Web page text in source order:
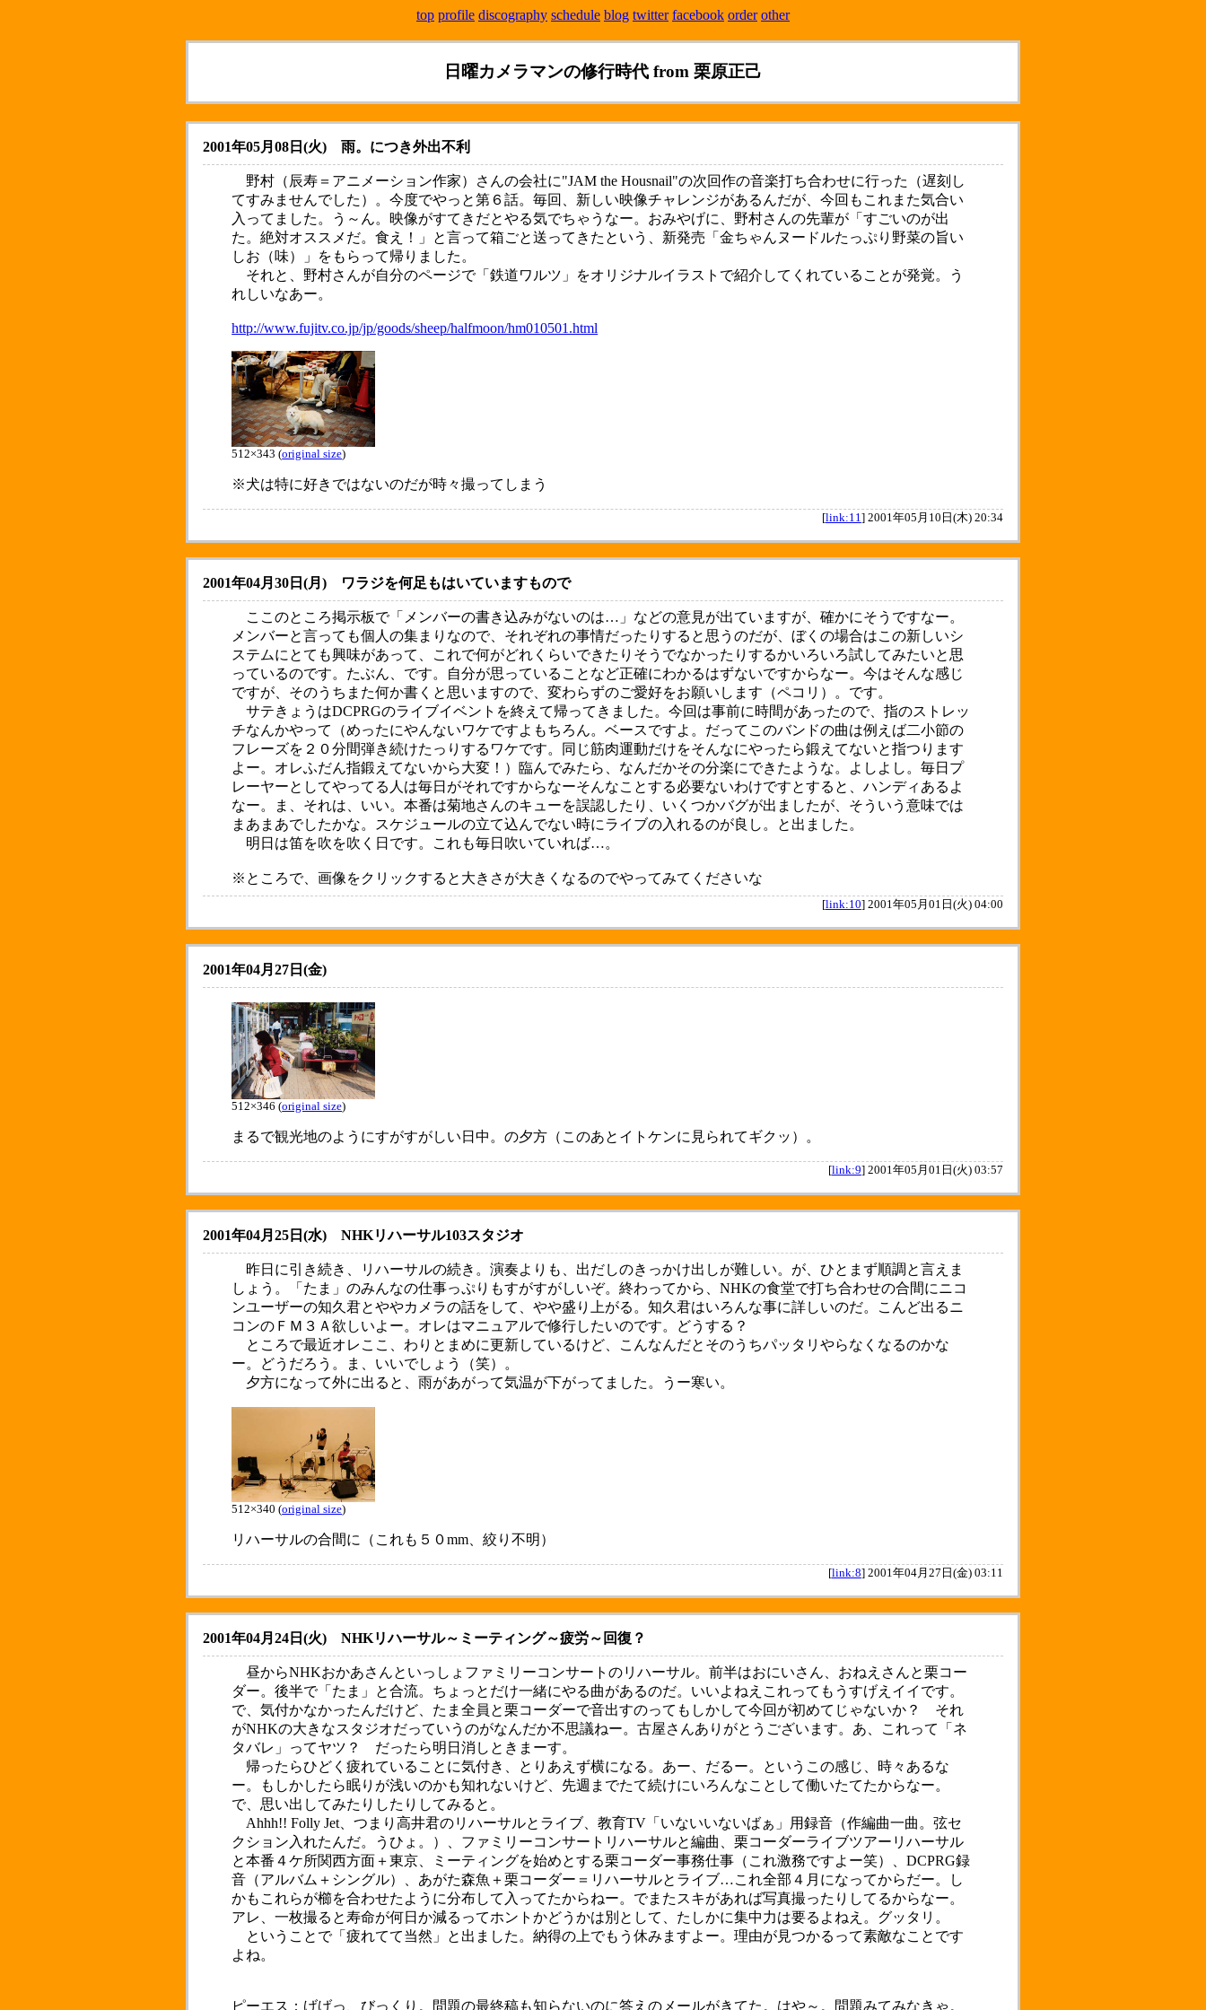
top profile discography schedule blog twitter facebook order other
日曜カメラマンの修行時代 from 栗原正己
2001年05月08日(火) 雨。につき外出不利
野村（辰寿＝アニメーション作家）さんの会社に"JAM the Housnail"の次回作の音楽打ち合わせに行った（遅刻し
てすみませんでした）。今度でやっと第６話。毎回、新しい映像チャレンジがあるんだが、今回もこれまた気合い
入ってました。う～ん。映像がすてきだとやる気でちゃうなー。おみやげに、野村さんの先輩が「すごいのが出
た。絶対オススメだ。食え！」と言って箱ごと送ってきたという、新発売「金ちゃんヌードルたっぷり野菜の旨い
しお（味）」をもらって帰りました。
それと、野村さんが自分のページで「鉄道ワルツ」をオリジナルイラストで紹介してくれていることが発覚。う
れしいなあー。
http://www.fujitv.co.jp/jp/goods/sheep/halfmoon/hm010501.html
512×343 (original size)
※犬は特に好きではないのだが時々撮ってしまう
[link:11 ] 2001年05月10日(木) 20:34
2001年04月30日(月) ワラジを何足もはいていますもので
ここのところ掲示板で「メンバーの書き込みがないのは…」などの意見が出ていますが、確かにそうですなー。
メンバーと言っても個人の集まりなので、それぞれの事情だったりすると思うのだが、ぼくの場合はこの新しいシ
ステムにとても興味があって、これで何がどれくらいできたりそうでなかったりするかいろいろ試してみたいと思
っているのです。たぶん、です。自分が思っていることなど正確にわかるはずないですからなー。今はそんな感じ
ですが、そのうちまた何か書くと思いますので、変わらずのご愛好をお願いします（ペコリ）。です。
サテきょうはDCPRGのライブイベントを終えて帰ってきました。今回は事前に時間があったので、指のストレッ
チなんかやって（めったにやんないワケですよもちろん。ベースですよ。だってこのバンドの曲は例えば二小節の
フレーズを２０分間弾き続けたっりするワケです。同じ筋肉運動だけをそんなにやったら鍛えてないと指つります
よー。オレふだん指鍛えてないから大変！）臨んでみたら、なんだかその分楽にできたような。よしよし。毎日プ
レーヤーとしてやってる人は毎日がそれですからなーそんなことする必要ないわけですとすると、ハンディあるよ
なー。ま、それは、いい。本番は菊地さんのキューを誤認したり、いくつかバグが出ましたが、そういう意味では
まあまあでしたかな。スケジュールの立て込んでない時にライブの入れるのが良し。と出ました。
明日は笛を吹を吹く日です。これも毎日吹いていれば…。
※ところで、画像をクリックすると大きさが大きくなるのでやってみてくださいな
[link:10] 2001年05月01日(火) 04:00
2001年04月27日(金)
512×346 (original size)
まるで観光地のようにすがすがしい日中。の夕方（このあとイトケンに見られてギクッ）。
[link:9] 2001年05月01日(火) 03:57
2001年04月25日(水) NHKリハーサル103スタジオ
昨日に引き続き、リハーサルの続き。演奏よりも、出だしのきっかけ出しが難しい。が、ひとまず順調と言えま
しょう。「たま」のみんなの仕事っぷりもすがすがしいぞ。終わってから、NHKの食堂で打ち合わせの合間にニコ
ンユーザーの知久君とややカメラの話をして、やや盛り上がる。知久君はいろんな事に詳しいのだ。こんど出るニ
コンのＦＭ３Ａ欲しいよー。オレはマニュアルで修行したいのです。どうする？
ところで最近オレここ、わりとまめに更新しているけど、こんなんだとそのうちパッタリやらなくなるのかな
ー。どうだろう。ま、いいでしょう（笑）。
夕方になって外に出ると、雨があがって気温が下がってました。うー寒い。
512×340 (original size)
リハーサルの合間に（これも５０mm、絞り不明）
[link:8] 2001年04月27日(金) 03:11
2001年04月24日(火) NHKリハーサル～ミーティング～疲労～回復？
昼からNHKおかあさんといっしょファミリーコンサートのリハーサル。前半はおにいさん、おねえさんと栗コー
ダー。後半で「たま」と合流。ちょっとだけ一緒にやる曲があるのだ。いいよねえこれってもうすげえイイです。
で、気付かなかったんだけど、たま全員と栗コーダーで音出すのってもしかして今回が初めてじゃないか？ それ
がNHKの大きなスタジオだっていうのがなんだか不思議ねー。古屋さんありがとうございます。あ、これって「ネ
タバレ」ってヤツ？ だったら明日消しときまーす。
帰ったらひどく疲れていることに気付き、とりあえず横になる。あー、だるー。というこの感じ、時々あるな
ー。もしかしたら眠りが浅いのかも知れないけど、先週までたて続けにいろんなことして働いたてたからなー。
で、思い出してみたりしたりしてみると。
Ahhh!! Folly Jet、つまり高井君のリハーサルとライブ、教育TV「いないいないばぁ」用録音（作編曲一曲。弦セ
クション入れたんだ。うひょ。）、ファミリーコンサートリハーサルと編曲、栗コーダーライブツアーリハーサル
と本番４ケ所関西方面＋東京、ミーティングを始めとする栗コーダー事務仕事（これ激務ですよー笑）、DCPRG録
音（アルバム＋シングル）、あがた森魚＋栗コーダー＝リハーサルとライブ…これ全部４月になってからだー。し
かもこれらが櫛を合わせたように分布して入ってたからねー。でまたスキがあれば写真撮ったりしてるからなー。
アレ、一枚撮ると寿命が何日か減るってホントかどうかは別として、たしかに集中力は要るよねえ。グッタリ。
ということで「疲れてて当然」と出ました。納得の上でもう休みますよー。理由が見つかるって素敵なことです
よね。
ピーエス：げげっ、びっくり。問題の最終稿も知らないのに答えのメールがきてた。はや～。問題みてみなきゃ。